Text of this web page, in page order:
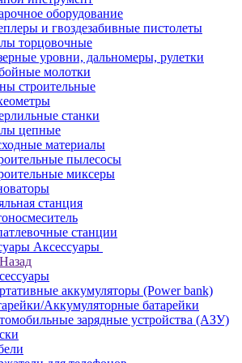
оборудование
и гвоздезабивные пистолеты
торцовочные
уровни, дальномеры, рулетки
молотки
строительные
станки
цепные
материалы
пылесосы
миксеры
станция
станции
Аксессуары
Назад
аккумуляторы (Power bank)
Аккумуляторные батарейки
зарядные устройства (АЗУ)